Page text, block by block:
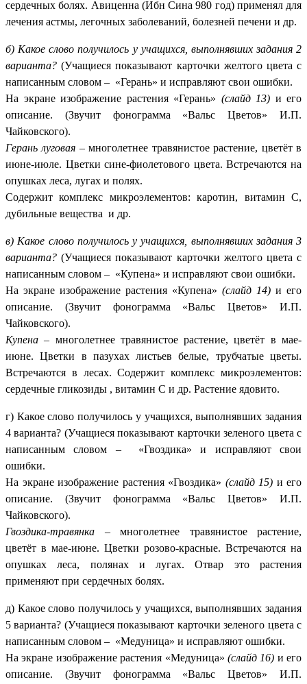
сердечных болях. Авиценна (Ибн Сина 980 год) применял для
лечения астмы, легочных заболеваний, болезней печени и др.
б) Какое слово получилось у учащихся, выполнявших задания 2
варианта?(Учащиеся показывают карточки желтого цвета с
написанным словом – «Герань» и исправляют свои ошибки.
На экране изображение растения «Герань» (слайд 13) и его
описание. (Звучит фонограмма «Вальс Цветов» И.П.
Чайковского).
Герань луговая – многолетнее травянистое растение, цветёт в
июне-июле. Цветки сине-фиолетового цвета. Встречаются на
опушках леса, лугах и полях.
Содержит комплекс микроэлементов: каротин, витамин С,
дубильные вещества и др.
в) Какое слово получилось у учащихся, выполнявших задания 3
варианта? (Учащиеся показывают карточки желтого цвета с
написанным словом – «Купена» и исправляют свои ошибки.
На экране изображение растения «Купена» (слайд 14) и его
описание. (Звучит фонограмма «Вальс Цветов» И.П.
Чайковского).
Купена – многолетнее травянистое растение, цветёт в мае-
июне. Цветки в пазухах листьев белые, трубчатые цветы.
Встречаются в лесах. Содержит комплекс микроэлементов:
сердечные гликозиды , витамин С и др. Растение ядовито.
г) Какое слово получилось у учащихся, выполнявших задания
4 варианта? (Учащиеся показывают карточки зеленого цвета с
написанным словом – «Гвоздика» и исправляют свои
ошибки.
На экране изображение растения «Гвоздика» (слайд 15) и его
описание. (Звучит фонограмма «Вальс Цветов» И.П.
Чайковского).
Гвоздика-травянка – многолетнее травянистое растение,
цветёт в мае-июне. Цветки розово-красные. Встречаются на
опушках леса, полянах и лугах. Отвар это растения
применяют при сердечных болях.
д) Какое слово получилось у учащихся, выполнявших задания
5 варианта? (Учащиеся показывают карточки зеленого цвета с
написанным словом – «Медуница» и исправляют ошибки.
На экране изображение растения «Медуница» (слайд 16) и его
описание. (Звучит фонограмма «Вальс Цветов» И.П.